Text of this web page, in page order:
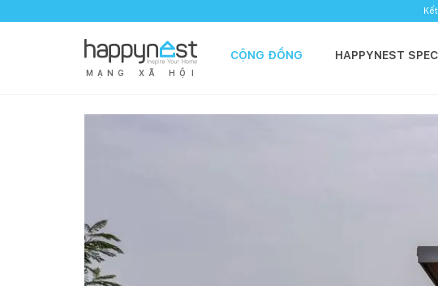
M Ạ N G X Ã H Ộ I
CỘNG ĐỒNG HAPPYNEST